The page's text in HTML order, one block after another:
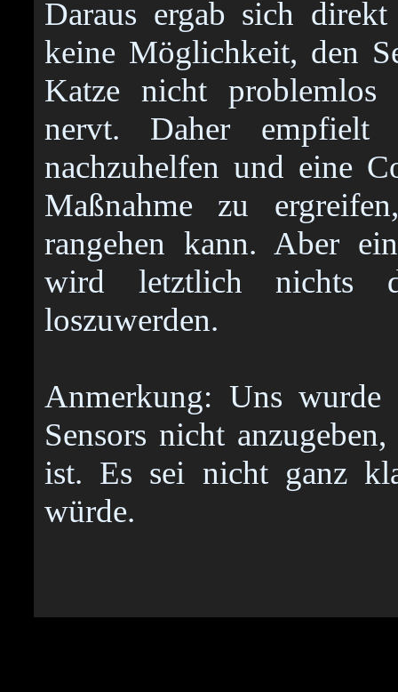
Daraus ergab sich
keine Möglichkeit, den
Katze nicht problemlos
nervt. Daher empfielt
nachzuhelfen und eine
Maßnahme zu
rangehen kann. Aber
wird letztlich nichts
loszuwerden.
Anmerkung: Uns wurde
Sensors nicht
ist. Es sei nicht ganz
würde.